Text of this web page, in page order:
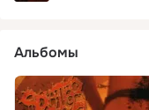
Альбомы